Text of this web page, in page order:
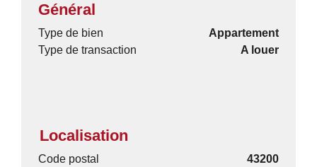
Général
Type de bien
Appartement
Type de transaction
A louer
Localisation
Code postal
43200